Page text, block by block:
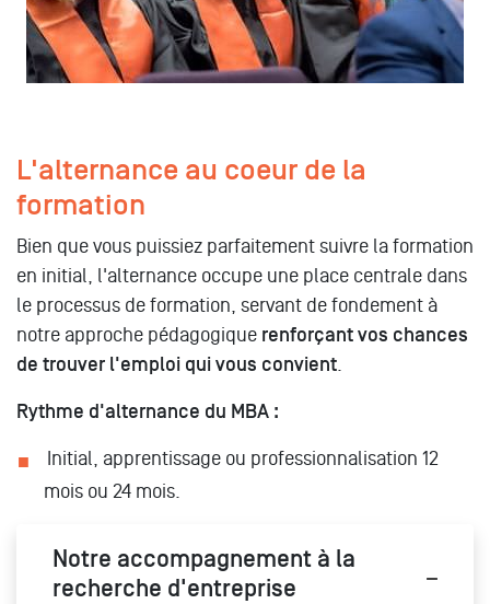
L'alternance au coeur de la
formation
Bien que vous puissiez parfaitement suivre la formation
en initial, l'alternance occupe une place centrale dans
le processus de formation, servant de fondement à
notre approche pédagogique renforçant vos chances
de trouver l'emploi qui vous convient
Rythme d'alternance du MBA :
Initial, apprentissage ou professionnalisation 12
mois ou 24 mois.
Notre accompagnement à la
recherche d'entreprise